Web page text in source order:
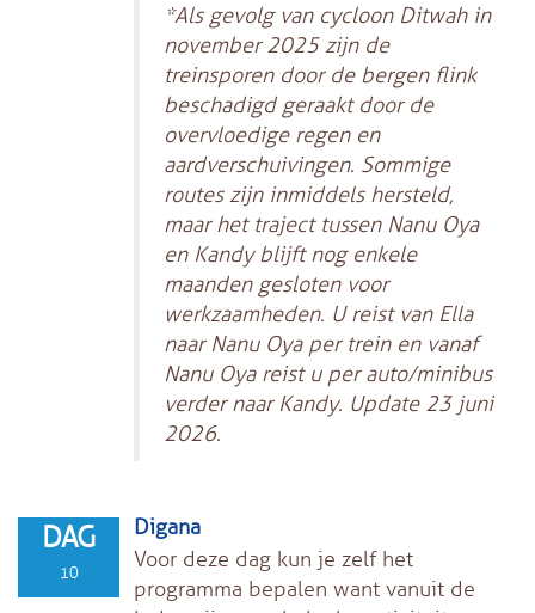
*Als gevolg van cycloon Ditwah in
november 2025 zijn de
treinsporen door de bergen flink
beschadigd geraakt door de
overvloedige regen en
aardverschuivingen. Sommige
routes zijn inmiddels hersteld,
maar het traject tussen Nanu Oya
en Kandy blijft nog enkele
maanden gesloten voor
werkzaamheden. U reist van Ella
naar Nanu Oya per trein en vanaf
Nanu Oya reist u per auto/minibus
verder naar Kandy. Update 23 juni
2026.
DAG
10
Digana
Voor deze dag kun je zelf het
programma bepalen want vanuit de